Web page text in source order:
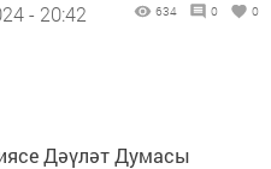
- 20:42 634 0 0
Дәүләт Думасы